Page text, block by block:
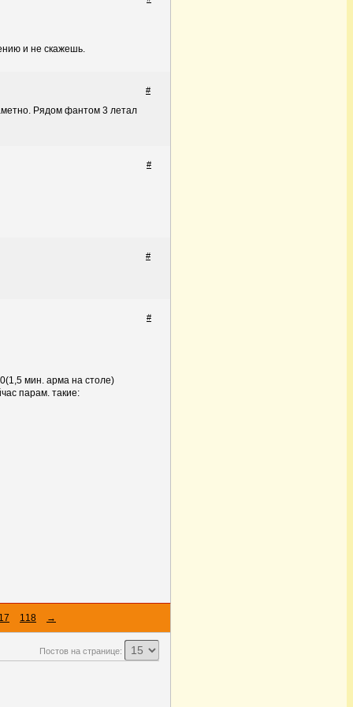
и не скажешь.
Рядом фантом 3 летал
#
#
#
мин. арма на столе)
парам. такие:
#
118 →
Постов на странице: